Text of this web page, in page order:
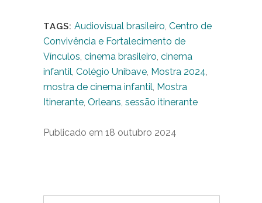
TAGS: Audiovisual brasileiro Centro de
Convivência e Fortalecimento de
Vínculos cinema brasileiro cinema
infantil Colégio Unibave Mostra 2024
mostra de cinema infantil Mostra
Itinerante Orleans sessão itinerante
Publicado em 18 outubro 2024